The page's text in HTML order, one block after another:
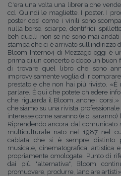
C'era una volta una libreria che
cd. Quindi le magliette. I poster. I
poster così come i vinili sono
nulla borse, sciarpe, dentifrici,
beh quelli non se ne sono mai
stampa che ci è arrivato sull’indirizzo
Bloom Interno4 di Mezzago oggi è
prima di un concerto o dopo un buon
di trovare quel libro che sono
improvvisamente voglia di
prestato e che non hai più rivisto.
parlare. È qui che potete chiedere
che riguarda il Bloom, anche i corsi.»
che siamo su una rivista
interesse come saranno (e ci
Riprendendo ancora dal
multiculturale nato nel 1987 nel
cablata che si è sempre distinto
musicale, cinematografica,
propriamente omologate. Punto di
dai più "alternativa", Bloom
promuovere, produrre, lanciare artisti».